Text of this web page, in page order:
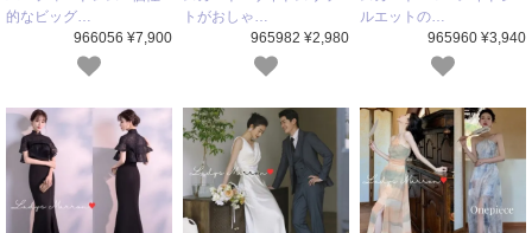
的なビッグ…
966056 ¥7,900
トがおしゃ…
965982 ¥2,980
ルエットの…
965960 ¥3,940